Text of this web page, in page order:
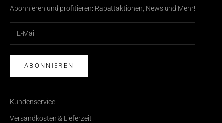
Abonnieren und profitieren: Rabattaktionen, News und Mehr!
ABONNIEREN
Kundenservice
Versandkosten & Lieferzeit